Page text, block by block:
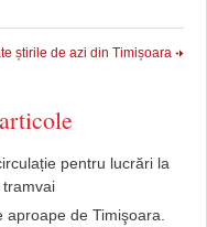
știrile de azi din Timișoara
pentru lucrări la
de Timişoara.